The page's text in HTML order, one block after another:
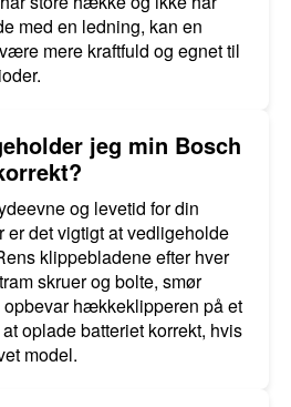
med en ledning, kan en
mere kraftfuld og egnet til
jeg min Bosch
og levetid for din
det vigtigt at vedligeholde
klippebladene efter hver
skruer og bolte, smør
hækkeklipperen på et
oplade batteriet korrekt, hvis
model.